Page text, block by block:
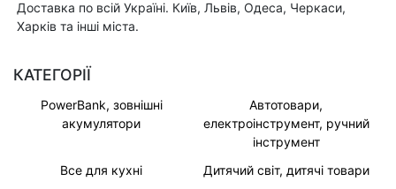
Доставка по всій Україні. Київ, Львів, Одеса, Черкаси,
Харків та інші міста.
КАТЕГОРІЇ
PowerBank, зовнішні
акумулятори
Автотовари,
електроінструмент, ручний
інструмент
Все для кухні
Дитячий світ, дитячі товари